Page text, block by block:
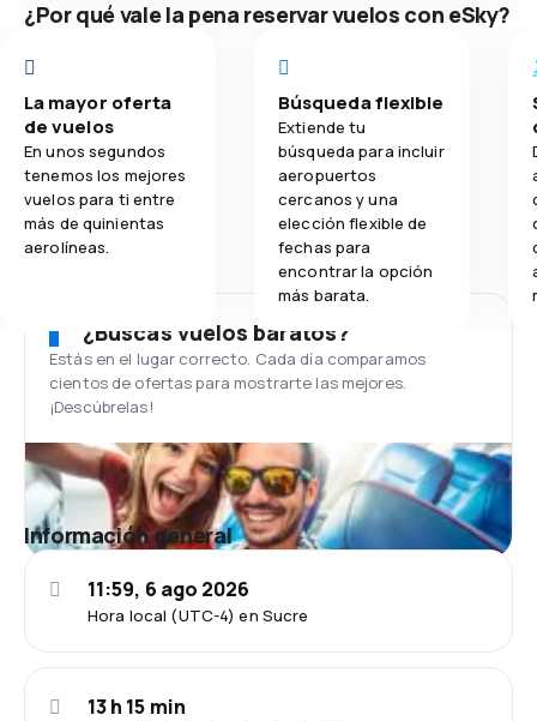
¿Por qué vale la pena reservar vuelos con eSky?
La mayor oferta
de vuelos
En unos segundos
tenemos los mejores
vuelos para ti entre
más de quinientas
aerolíneas.
Búsqueda flexible
Extiende tu
búsqueda para incluir
aeropuertos
cercanos y una
elección flexible de
fechas para
encontrar la opción
más barata.
¿Buscas vuelos baratos?
Estás en el lugar correcto. Cada día comparamos
cientos de ofertas para mostrarte las mejores.
¡Descúbrelas!
Información general
Hora local (UTC-4) en Sucre
11:59, 6 ago 2026
13 h 15 min